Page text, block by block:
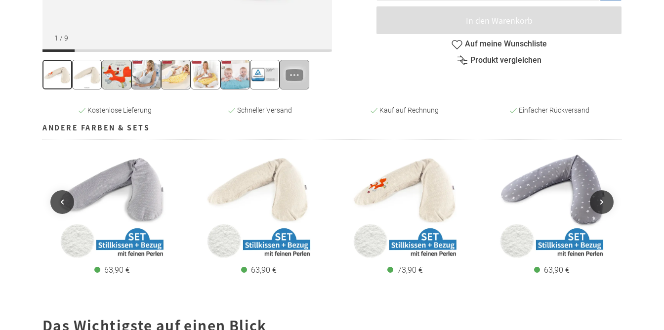
1 / 9
In den Warenkorb
Auf meine Wunschliste
Produkt vergleichen
Kostenlose Lieferung Schneller Versand Kauf auf Rechnung Einfacher Rückversand
ANDERE FARBEN & SETS
63,90 € 63,90 € 73,90 € 63,90 €
Das Wichtigste auf einen Blick